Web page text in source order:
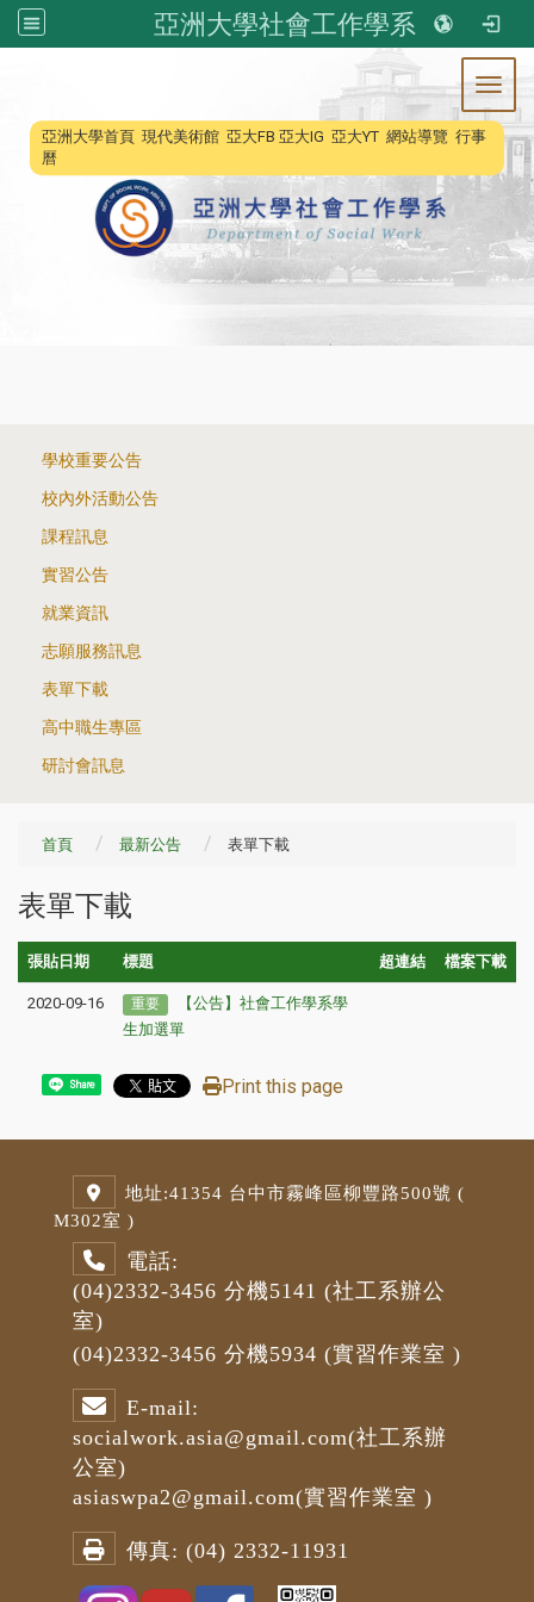
亞洲大學社會工作學系
::: 亞洲大學首頁 現代美術館 亞大FB 亞大IG 亞大YT 網站導覽 行事
曆
學校重要公告
校內外活動公告
課程訊息
實習公告
就業資訊
志願服務訊息
表單下載
高中職生專區
研討會訊息
首頁 最新公告 表單下載
表單下載
張貼日期 標題 超連結 檔案下載
2020-09-16 重要
【公告】社會工作學系學
生加選單
Share Print this page
地址:41354 台中市霧峰區柳豐路500號 (
M302室 )
電話:
(04)2332-3456 分機5141 (社工系辦公
室)
(04)2332-3456 分機5934 (實習作業室 )
E-mail:
socialwork.asia@gmail.com(社工系辦
公室)
asiaswpa2@gmail.com(實習作業室 )
傳真: (04) 2332-11931